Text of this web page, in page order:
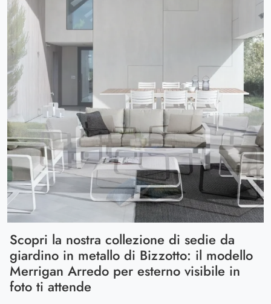
Scopri la nostra collezione di sedie da
giardino in metallo di Bizzotto: il modello
Merrigan Arredo per esterno visibile in
foto ti attende